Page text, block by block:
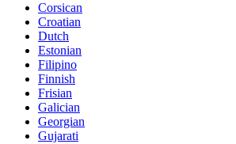
Corsican
Croatian
Dutch
Estonian
Filipino
Finnish
Frisian
Galician
Georgian
Gujarati